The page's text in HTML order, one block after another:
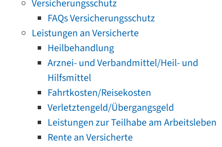
Versicherungsschutz
FAQs Versicherungsschutz
Leistungen an Versicherte
Heilbehandlung
Arznei- und Verbandmittel/Heil- und
Hilfsmittel
Fahrtkosten/Reisekosten
Verletztengeld/Übergangsgeld
Leistungen zur Teilhabe am Arbeitsleben
Rente an Versicherte